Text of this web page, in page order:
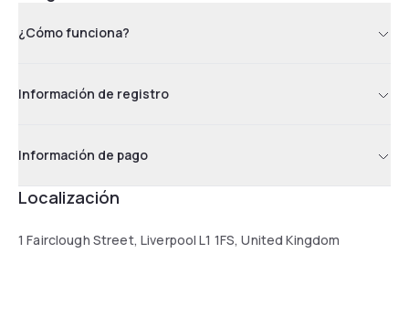
¿Cómo funciona?
Información de registro
Información de pago
Localización
1 Fairclough Street, Liverpool L1 1FS, United Kingdom